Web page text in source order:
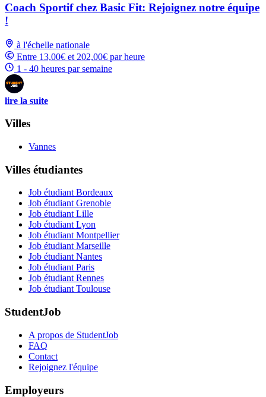
Coach Sportif chez Basic Fit: Rejoignez notre équipe
!
à l'échelle nationale
Entre 13,00€ et 202,00€ par heure
1 - 40 heures par semaine
lire la suite
Villes
Vannes
Villes étudiantes
Job étudiant Bordeaux
Job étudiant Grenoble
Job étudiant Lille
Job étudiant Lyon
Job étudiant Montpellier
Job étudiant Marseille
Job étudiant Nantes
Job étudiant Paris
Job étudiant Rennes
Job étudiant Toulouse
StudentJob
A propos de StudentJob
FAQ
Contact
Rejoignez l'équipe
Employeurs